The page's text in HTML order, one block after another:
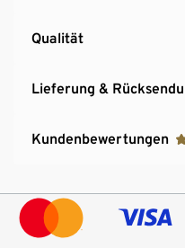
Qualität
Lieferung &
Kundenbewertungen